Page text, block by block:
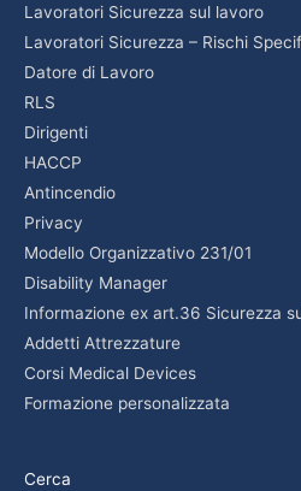
Lavoratori Sicurezza sul lavoro
Lavoratori Sicurezza – Rischi
Datore di Lavoro
RLS
Dirigenti
HACCP
Antincendio
Privacy
Modello Organizzativo 231/01
Disability Manager
Informazione ex art.36 Sicurezza
Addetti Attrezzature
Corsi Medical Devices
Formazione personalizzata
Cerca